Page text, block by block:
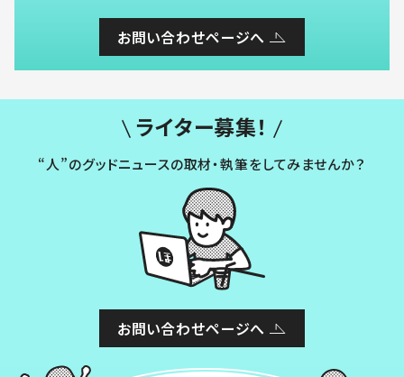
お問い合わせページへ
ライター募集！
“人”のグッドニュースの取材・執筆をしてみませんか？
お問い合わせページへ